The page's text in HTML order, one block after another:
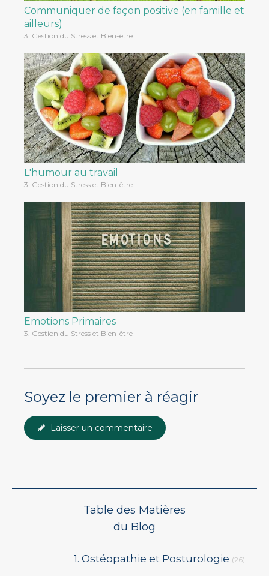
Communiquer de façon positive (en famille et
ailleurs)
3. Gestion du Stress et Bien-être
L'humour au travail
3. Gestion du Stress et Bien-être
Emotions Primaires
3. Gestion du Stress et Bien-être
Soyez le premier à réagir
Laisser un commentaire
Table des Matières
du Blog
1. Ostéopathie et Posturologie (26)